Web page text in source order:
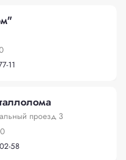
11
проезд 3
58